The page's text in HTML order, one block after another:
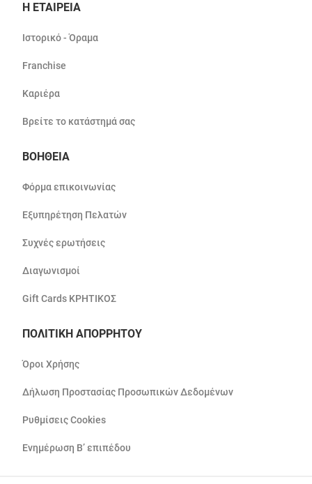
Η ΕΤΑΙΡΕΙΑ
Ιστορικό - Όραμα
Franchise
Καριέρα
Βρείτε το κατάστημά σας
ΒΟΗΘΕΙΑ
Φόρμα επικοινωνίας
Εξυπηρέτηση Πελατών
Συχνές ερωτήσεις
Διαγωνισμοί
Gift Cards ΚΡΗΤΙΚΟΣ
ΠΟΛΙΤΙΚΗ ΑΠΟΡΡΗΤΟΥ
Όροι Χρήσης
Δήλωση Προστασίας Προσωπικών Δεδομένων
Ρυθμίσεις Cookies
Ενημέρωση Β’ επιπέδου